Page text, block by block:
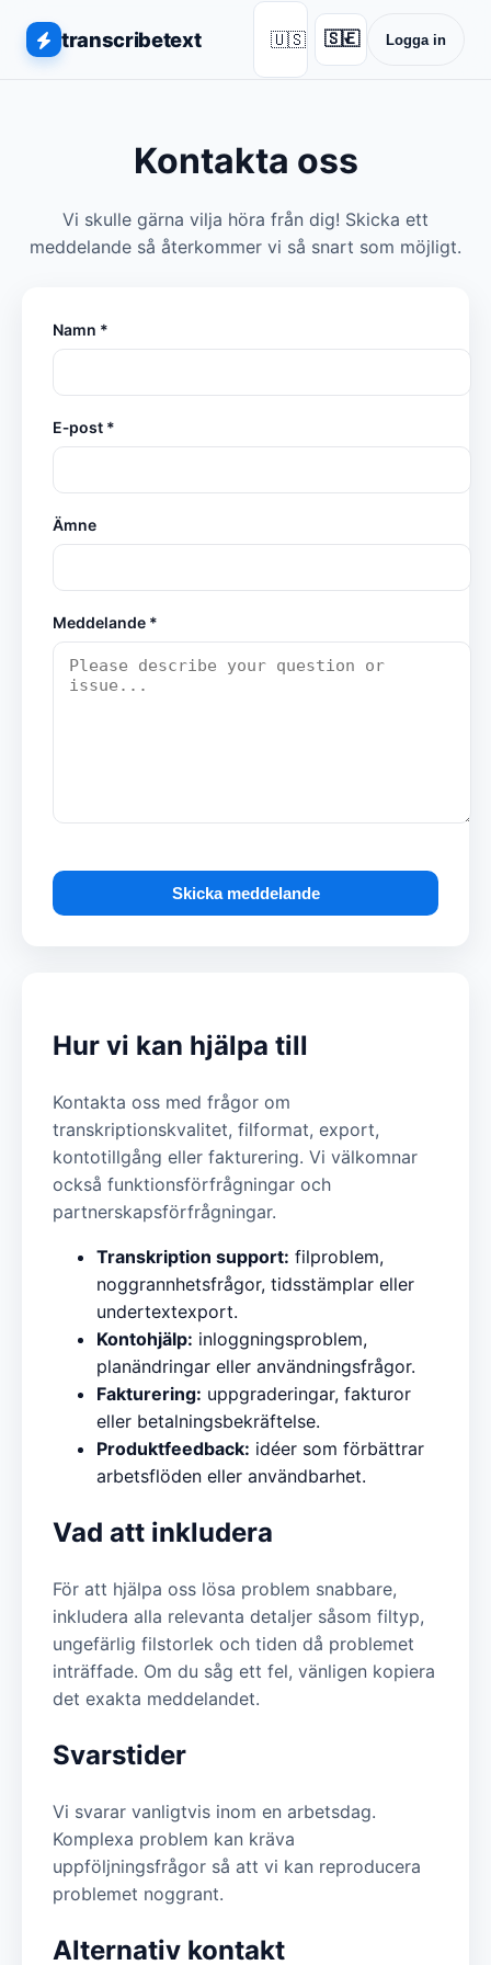
transcribetext 🇺🇸 🇸🇪
▾ Logga in
Kontakta oss
Vi skulle gärna vilja höra från dig! Skicka ett
meddelande så återkommer vi så snart som möjligt.
Namn *
E‑post *
Ämne
Meddelande *
Skicka meddelande
Hur vi kan hjälpa till
Kontakta oss med frågor om
transkriptionskvalitet, filformat, export,
kontotillgång eller fakturering. Vi välkomnar
också funktionsförfrågningar och
partnerskapsförfrågningar.
Transkription support: filproblem,
noggrannhetsfrågor, tidsstämplar eller
undertextexport.
Kontohjälp: inloggningsproblem,
planändringar eller användningsfrågor.
Fakturering: uppgraderingar, fakturor
eller betalningsbekräftelse.
Produktfeedback: idéer som förbättrar
arbetsflöden eller användbarhet.
Vad att inkludera
För att hjälpa oss lösa problem snabbare,
inkludera alla relevanta detaljer såsom filtyp,
ungefärlig filstorlek och tiden då problemet
inträffade. Om du såg ett fel, vänligen kopiera
det exakta meddelandet.
Svarstider
Vi svarar vanligtvis inom en arbetsdag.
Komplexa problem kan kräva
uppföljningsfrågor så att vi kan reproducera
problemet noggrant.
Alternativ kontakt